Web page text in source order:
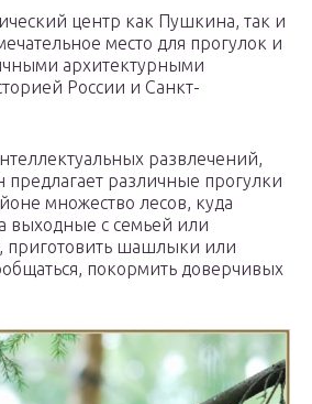
центр как Пушкина, так и
место для прогулок и
архитектурными
России и Санкт-
развлечений,
различные прогулки
множество лесов, куда
выходные с семьей или
приготовить шашлыки или
покормить доверчивых